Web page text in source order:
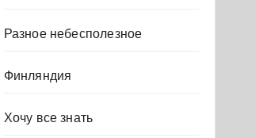
Разное небесполезное
Финляндия
Хочу все знать